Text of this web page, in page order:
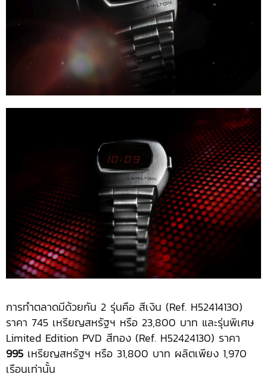
การทำตลาดมีด้วยกัน 2 รุ่นคือ สีเงิน (Ref. H52414130)
ราคา 745 เหรียญสหรัฐฯ หรือ 23,800 บาท และรุ่นพิเศษ
Limited Edition PVD สีทอง (Ref. H52424130) ราคา
995 เหรียญสหรัฐฯ หรือ 31,800 บาท ผลิตเพียง 1,970
เรือนเท่านั้น